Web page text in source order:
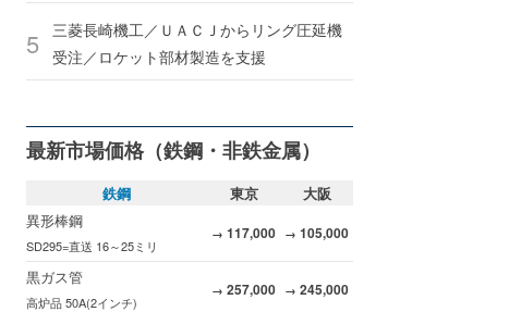
三菱長崎機工／ＵＡＣＪからリング圧延機
受注／ロケット部材製造を支援
最新市場価格（鉄鋼・非鉄金属）
鉄鋼 東京
大阪
異形棒鋼
SD295=直送 16～25ミリ
→ 117,000 → 105,000
黒ガス管
高炉品 50A(2インチ)
→ 257,000 → 245,000